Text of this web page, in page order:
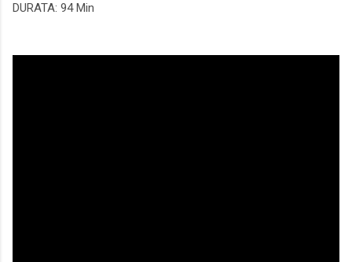
DURATA: 94 Min